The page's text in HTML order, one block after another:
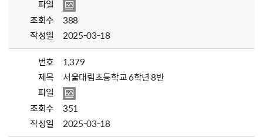
파일
조회수
388
작성일
2025-03-18
번호
1,379
제목
서울대림초등학교 6학년 8반
파일
조회수
351
작성일
2025-03-18